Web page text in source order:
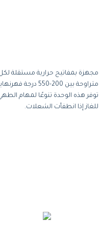
مجهزة بمفاتيح حرارية مستقلة
متراوحة بين
توفر هذه الوحدة تنوعًا لمهام
للغاز إذا انطفأت الشعلات.